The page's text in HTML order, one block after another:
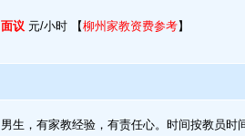
面议 元/小时 【柳州家教资费参考】
男生，有家教经验，有责任心。时间按教员时